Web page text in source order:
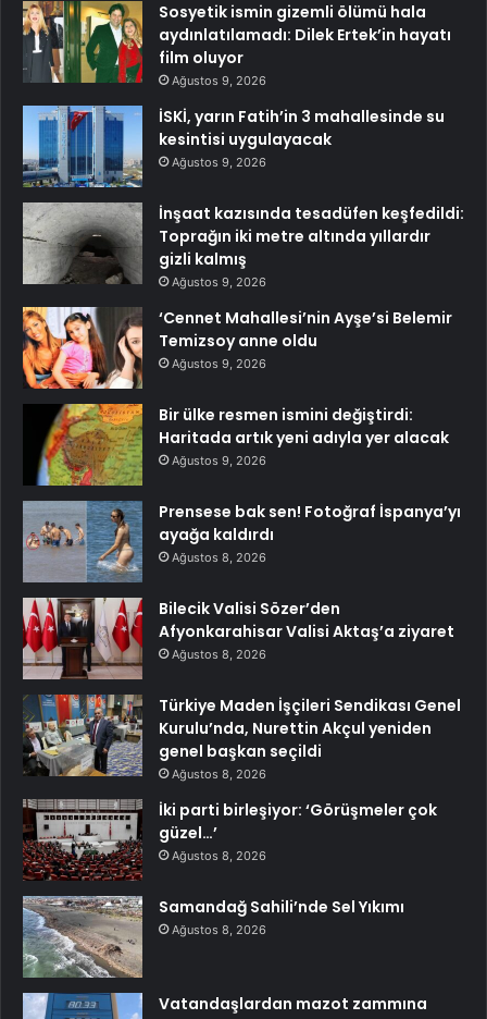
Sosyetik ismin gizemli ölümü hala
aydınlatılamadı: Dilek Ertek’in hayatı
film oluyor
Ağustos 9, 2026
İSKİ, yarın Fatih’in 3 mahallesinde su
kesintisi uygulayacak
Ağustos 9, 2026
İnşaat kazısında tesadüfen keşfedildi:
Toprağın iki metre altında yıllardır
gizli kalmış
Ağustos 9, 2026
‘Cennet Mahallesi’nin Ayşe’si Belemir
Temizsoy anne oldu
Ağustos 9, 2026
Bir ülke resmen ismini değiştirdi:
Haritada artık yeni adıyla yer alacak
Ağustos 9, 2026
Prensese bak sen! Fotoğraf İspanya’yı
ayağa kaldırdı
Ağustos 8, 2026
Bilecik Valisi Sözer’den
Afyonkarahisar Valisi Aktaş’a ziyaret
Ağustos 8, 2026
Türkiye Maden İşçileri Sendikası Genel
Kurulu’nda, Nurettin Akçul yeniden
genel başkan seçildi
Ağustos 8, 2026
İki parti birleşiyor: ‘Görüşmeler çok
güzel…’
Ağustos 8, 2026
Samandağ Sahili’nde Sel Yıkımı
Ağustos 8, 2026
Vatandaşlardan mazot zammına